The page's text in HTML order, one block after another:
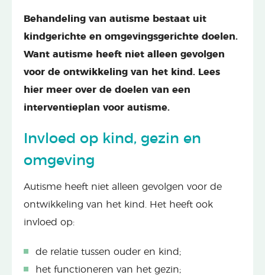
Behandeling van autisme bestaat uit
kindgerichte en omgevingsgerichte doelen.
Want autisme heeft niet alleen gevolgen
voor de ontwikkeling van het kind. Lees
hier meer over de doelen van een
interventieplan voor autisme.
Invloed op kind, gezin en
omgeving
Autisme heeft niet alleen gevolgen voor de
ontwikkeling van het kind. Het heeft ook
invloed op:
de relatie tussen ouder en kind;
het functioneren van het gezin;